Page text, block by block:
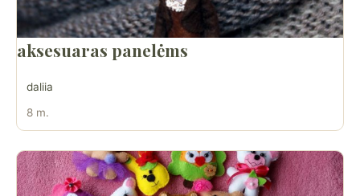
aksesuaras panelėms
daliia
8 m.